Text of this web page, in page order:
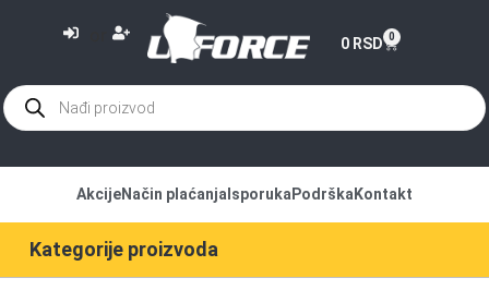
0 RSD 0
Kategorije proizvoda
AkcijeNačin plaćanja Isporuka Podrška Kontakt